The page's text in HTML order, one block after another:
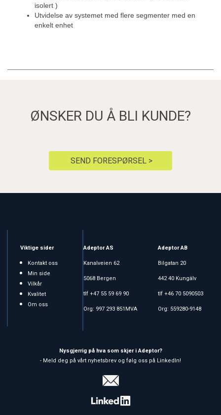
isolert )
Utvidelse av systemet med flere segmenter med en
enkelt enhet
ØNSKER DU Å BLI KUNDE?
SEND FORESPØRSEL >
Viktige sider
Kontakt oss
Min side
Vilkår
Kvalitet
Om oss
Adeptor AS
Kanalveien 62
5068 Bergen
tlf +47 55 59 69 90
Org: 997 293 851MVA
Adeptor AB
Bilgatan 20
442 40 Kungälv
tlf +46 70 5090503
Org: 559280-9148
Nysgjerrig på hva som skjer i Adeptor?
- Meld deg på vårt nyhetsbrev og følg oss på LinkedIn!